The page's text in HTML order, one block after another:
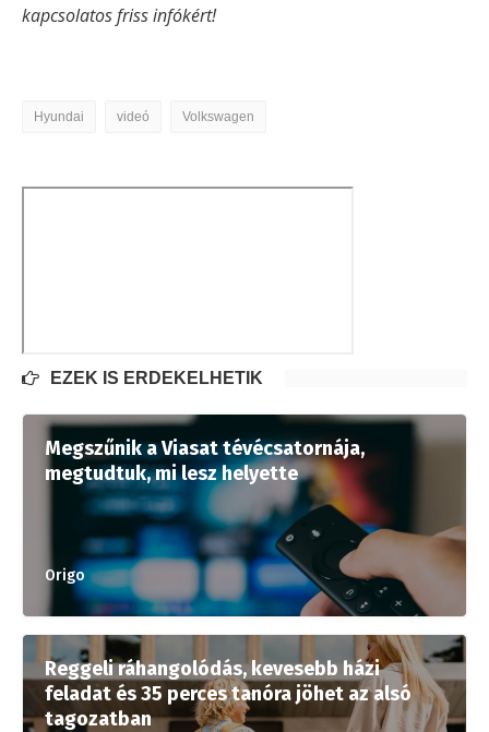
kapcsolatos friss infókért!
Hyundai videó Volkswagen
EZEK IS ÉRDEKELHETIK
Megszűnik a Viasat tévécsatornája,
megtudtuk, mi lesz helyette
Origo
Reggeli ráhangolódás, kevesebb házi
feladat és 35 perces tanóra jöhet az alsó
tagozatban